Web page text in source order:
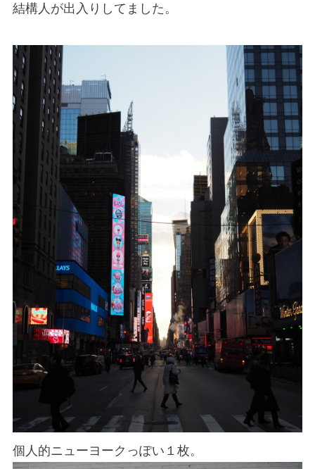
結構人が出入りしてました。
個人的ニューヨークっぽい１枚。